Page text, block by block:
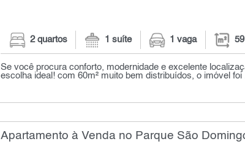
2 quartos 1 suíte 1 vaga
Se você procura conforto, modernidade e excelente
escolha ideal! com 60m² muito bem distribuídos, o imóvel foi
Apartamento à Venda no Parque São